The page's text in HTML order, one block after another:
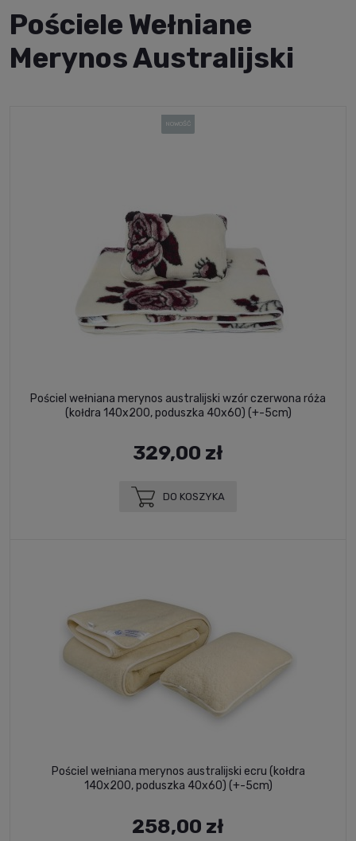
Pościele Wełniane
Merynos Australijski
Pościel wełniana merynos australijski wzór czerwona róża
(kołdra 140x200, poduszka 40x60) (+-5cm)
329,00 zł
DO KOSZYKA
NOWOŚĆ
Pościel wełniana merynos australijski ecru (kołdra
140x200, poduszka 40x60) (+-5cm)
258,00 zł